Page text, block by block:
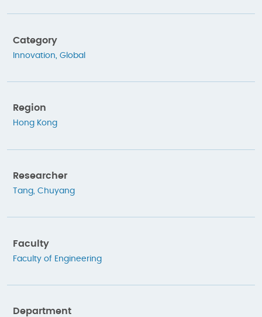
Category
Innovation Global
Region
Hong Kong
Researcher
Tang, Chuyang
Faculty
Faculty of Engineering
Department